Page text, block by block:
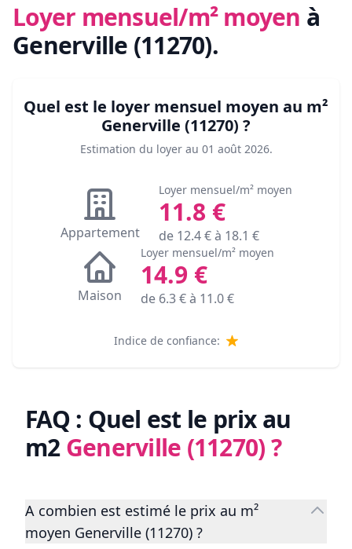
Loyer mensuel/m² moyen à
Generville (11270).
Quel est le loyer mensuel moyen au m²
Generville (11270) ?
Estimation du loyer au 01 août 2026.
Appartement
Loyer mensuel/m² moyen
11.8 €
de 12.4€ à 18.1 €
Maison
Loyer mensuel/m² moyen
14.9 €
de 6.3€ à 11.0€
Indice de confiance:
FAQ : Quel est le prix au
m2Generville (11270)?
A combien est estimé le prix au m²
moyen Generville (11270) ?